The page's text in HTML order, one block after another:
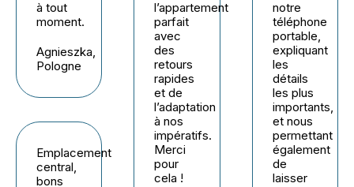
à tout
moment.
Agnieszka,
Pologne
Emplacement
central,
bons
l’appartement
parfait
avec
des
retours
rapides
et de
l’adaptation
à nos
impératifs.
Merci
pour
cela !
notre
téléphone
portable,
expliquant
les
détails
les plus
importants,
et nous
permettant
également
de
laisser